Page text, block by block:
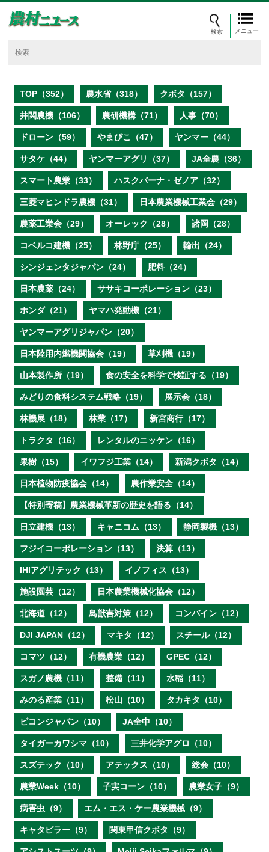
メニュー
TOP（352） 農水省（318） クボタ（157）
井関農機（106） 農研機構（71） 人事（70）
ドローン（59） やまびこ（47） ヤンマー（44）
サタケ（44） ヤンマーアグリ（37） JA全農（36）
スマート農業（33） ハスクバーナ・ゼノア（32）
三菱マヒンドラ農機（31） 日本農業機械工業会（29）
農薬工業会（29） オーレック（28） 諸岡（28）
コベルコ建機（25） 林野庁（25） 輸出（24）
シンジェンタジャパン（24） 肥料（24）
日本農薬（24） ササキコーポレーション（23）
ホンダ（21） ヤマハ発動機（21）
ヤンマーアグリジャパン（20）
日本陸用内燃機関協会（19） 草刈機（19）
山本製作所（19） 食の安全を科学で検証する（19）
みどりの食料システム戦略（19） 展示会（18）
林機展（18） 林業（17） 新宮商行（17）
トラクタ（16） レンタルのニッケン（16）
果樹（15） イワフジ工業（14） 新潟クボタ（14）
日本植物防疫協会（14） 農作業安全（14）
【特別寄稿】農業機械革新の歴史を語る（14）
日立建機（13） キャニコム（13） 静岡製機（13）
フジイコーポレーション（13） 決算（13）
IHIアグリテック（13） イノフィス（13）
施設園芸（12） 日本農業機械化協会（12）
北海道（12） 鳥獣害対策（12） コンバイン（12）
DJI JAPAN（12） マキタ（12） スチール（12）
コマツ（12） 有機農業（12） GPEC（12）
スガノ農機（11） 整備（11） 水稲（11）
みのる産業（11） 松山（10） タカキタ（10）
ビコンジャパン（10） JA全中（10）
タイガーカワシマ（10） 三井化学アグロ（10）
スズテック（10） アテックス（10） 総会（10）
農業Week（10） 子実コーン（10） 農業女子（9）
病害虫（9） エム・エス・ケー農業機械（9）
キャタピラー（9） 関東甲信クボタ（9）